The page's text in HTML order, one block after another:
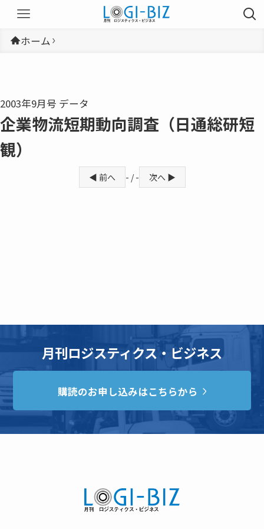
ホーム
2003年9月号 データ
企業物流短期動向調査（日通総研短
観）
◀ 前へ - / - 次へ ▶
月刊ロジスティクス・ビジネス
購読のお申し込みはこちらから